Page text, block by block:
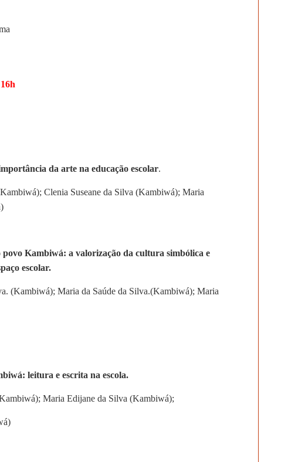
da arte na educação escolar.
Clenia Suseane da Silva (Kambiwá); Maria
Kambiwá: a valorização da cultura simbólica e
escolar.
(Kambiwá); Maria da Saúde da Silva.(Kambiwá); Maria
leitura e escrita na escola.
Maria Edijane da Silva (Kambiwá);